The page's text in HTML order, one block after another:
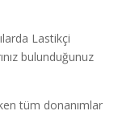
Lastikçi
bulunduğunuz
tüm donanımlar